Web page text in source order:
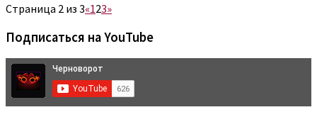
Страница 2 из 3«123»
Подписаться на YouTube